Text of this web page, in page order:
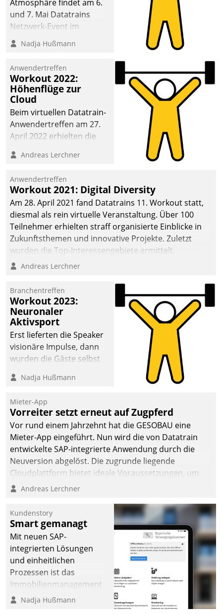
Uhr.
Atmosphäre findet am 6.
und 7. Mai Datatrains
Netzwerk-Event im
Kunden- und Partnerkreis
statt. Zentrale Frage: Wie
Mammutprojekte
meistern und Workloads
wuppen – bei zunehmend
anspruchsvollen
Aufgaben und
abnehmendem
Nadja Hußmann
Anwendertreffen
Workout 2022:
Höhenflüge zur
Cloud
Beim virtuellen Datatrain-
Anwendertreffen am 27.
April 2022 erhielten die
Teilnehmer kurzweilige
Cloud-Strategien und -
Lösungen mit hohem
Zukunftspotenzial.
Andreas Lerchner
Anwendertreffen
Workout 2021: Digital Diversity
Am 28. April 2021 fand Datatrains 11. Workout statt,
diesmal als rein virtuelle Veranstaltung. Über 100
Teilnehmer erhielten straff organisierte Einblicke in
Zukunftsthemen und innovative Projekte. Zuletzt
wurden die Top-Interessengebiete ermittelt.
Andreas Lerchner
Branchentreffen
Workout 2023:
Neuronaler
Aktivsport
Erst lieferten die Speaker
visionäre Impulse, dann
wurden die Gäste selbst
methodisch
Quartier. Dazwischen
zeigte Datatrain, was es
Neues zu bieten hat.
Nadja Hußmann
Mieter-App
Vorreiter setzt erneut auf Zugpferd
Vor rund einem Jahrzehnt hat die GESOBAU eine
Mieter-App eingeführt. Nun wird die von Datatrain
entwickelte SAP-integrierte Anwendung durch die
Neuversion abgelöst. Die zugrunde liegende
Cloudplattform bietet ideale Voraussetzungen, um
die Funktionalität der App zu erweitern und weitere
integrieren.
Andreas Lerchner
Kundenstory
Smart gemanagt
Mit neuen SAP-
integrierten Lösungen
und einheitlichen
Prozessen ist das
Immobilienmanagement
der Bayerischen
Nadja Hußmann